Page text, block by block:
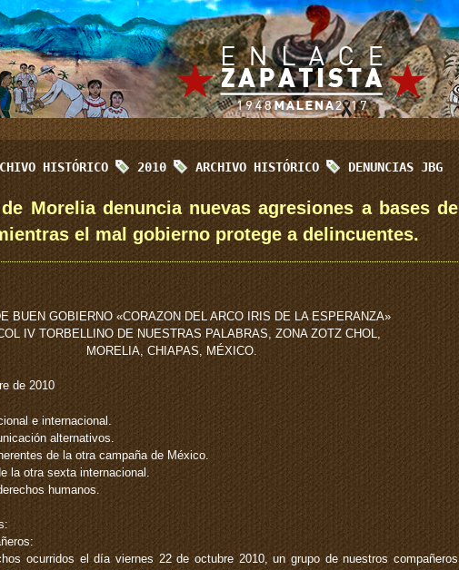
HISTÓRICO 2010 ARCHIVO HISTÓRICO DENUNCIAS JBG
Morelia denuncia nuevas agresiones a bases de
el mal gobierno protege a delincuentes.
BUEN GOBIERNO «CORAZON DEL ARCO IRIS DE LA ESPERANZA»
IV TORBELLINO DE NUESTRAS PALABRAS, ZONA ZOTZ CHOL,
MORELIA, CHIAPAS, MÉXICO.
de 2010
e internacional.
alternativos.
de la otra campaña de México.
la otra sexta internacional.
humanos.
ocurridos el día viernes 22 de octubre 2010, un grupo de nuestros compañeros